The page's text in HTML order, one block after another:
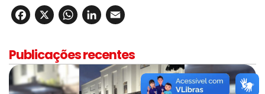
Facebook
X WhatsApp
LinkedIn
Publicações recentes